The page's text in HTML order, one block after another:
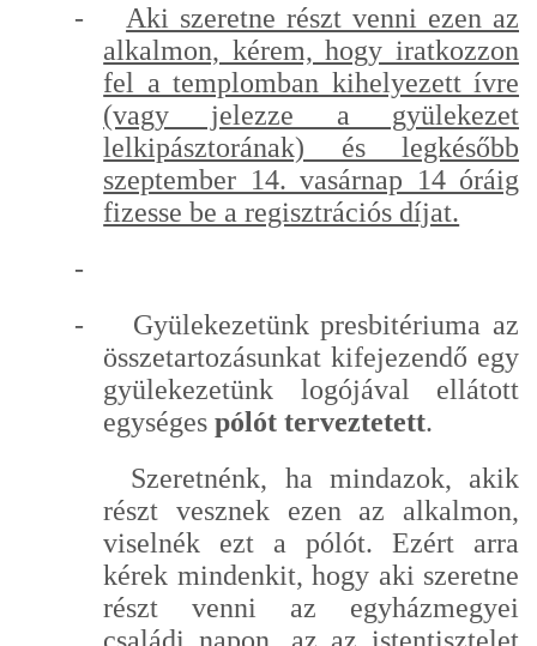
-
Aki szeretne részt venni ezen az
alkalmon, kérem, hogy iratkozzon
fel a templomban kihelyezett ívre
(vagy jelezze a gyülekezet
lelkipásztorának) és legkésőbb
szeptember 14. vasárnap 14 óráig
fizesse be a regisztrációs díjat.
-
-
Gyülekezetünk presbitériuma az
összetartozásunkat kifejezendő egy
gyülekezetünk logójával ellátott
egységespólót terveztetett.
Szeretnénk, ha mindazok, akik
részt vesznek ezen az alkalmon,
viselnék ezt a pólót. Ezért arra
kérek mindenkit, hogy aki szeretne
részt venni az egyházmegyei